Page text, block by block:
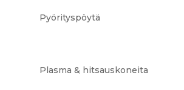
Pyörityspöytä
Plasma & hitsauskoneita